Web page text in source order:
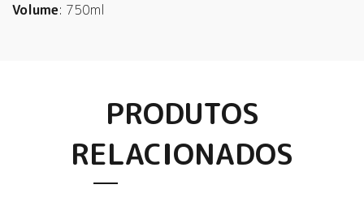
Volume: 750ml
PRODUTOS
RELACIONADOS